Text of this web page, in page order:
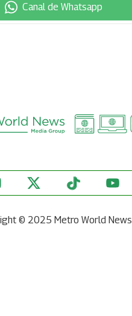
Canal de Whatsapp
© 2025 Metro World News